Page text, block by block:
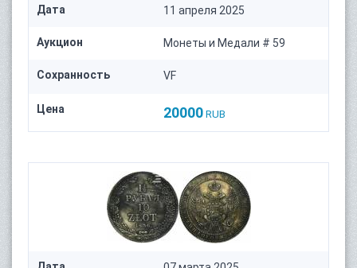
Дата 11 апреля 2025
Аукцион Монеты и Медали # 59
Сохранность VF
Цена 20000 RUB